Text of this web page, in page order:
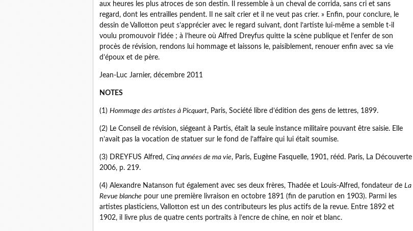
aux heures les plus atroces de son destin. Il ressemble à un cheval de corrida, sans cri et sans
regard, dont les entrailles pendent. Il ne sait crier et il ne veut pas crier. » Enfin, pour conclure, le
dessin de Vallotton peut s’apprécier avec le regard suivant, dont l’artiste lui-même a semble t-il
voulu promouvoir l’idée ; à l’heure où Alfred Dreyfus quitte la scène publique et l’enfer de son
procès de révision, rendons lui hommage et laissons le, paisiblement, renouer enfin avec sa vie
d’époux et de père.
Jean-Luc Jarnier, décembre 2011
NOTES
(1) Hommage des artistes à Picquart, Paris, Société libre d’édition des gens de lettres, 1899.
(2) Le Conseil de révision, siégeant à Partis, était la seule instance militaire pouvant être saisie. Elle
n’avait pas la vocation de statuer sur le fond de l’affaire qui lui était soumise.
(3) DREYFUS Alfred, Cinq années de ma vie, Paris, Eugène Fasquelle, 1901, rééd. Paris, La Découverte
2006, p. 219.
(4) Alexandre Natanson fut également avec ses deux frères, Thadée et Louis-Alfred, fondateur de La
Revue blanche pour une première livraison en octobre 1891 (fin de parution en 1903). Parmi les
artistes plasticiens, Vallotton est un des contributeurs les plus actifs de la revue. Entre 1892 et
1902, il livre plus de quatre cents portraits à l’encre de chine, en noir et blanc.